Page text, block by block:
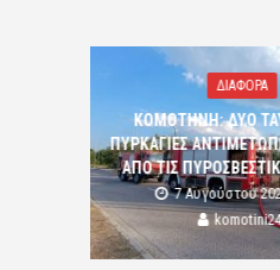
ΔΙΑΦΟΡΑ
ΚΟΜΟΤΗΝΗ: ΔΥΟ
ΠΥΡΚΑΓΙΕΣ
ΑΠΟ ΤΙΣ
7 Αυγούστου